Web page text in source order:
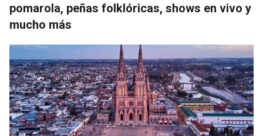
pomarola, peñas folklóricas, shows en vivo y
mucho más